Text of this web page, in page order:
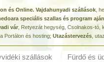
és Online. Vajdahunyadi szállások,
speciális szallas és program
vár, Retyezát hegység, Csolnakos-tó,
Portálon és hosting; Utazástervezés,
szállások Fürdő és ü